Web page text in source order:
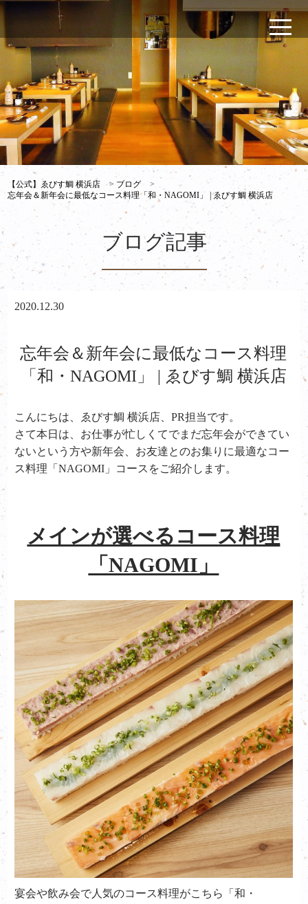
【公式】ゑびす鯛 横浜店 > ブログ
>
忘年会＆新年会に最低なコース料理「和・NAGOMI」 | ゑびす鯛 横浜店
ブログ記事
2020.12.30
忘年会＆新年会に最低なコース料理
「和・NAGOMI」 | ゑびす鯛 横浜店
こんにちは、ゑびす鯛 横浜店、PR担当です。
さて本日は、お仕事が忙しくてでまだ忘年会ができてい
ないという方や新年会、お友達とのお集りに最適なコー
ス料理「NAGOMI」コースをご紹介します。
メインが選べるコース料理
「NAGOMI」
宴会や飲み会で人気のコース料理がこちら「和・